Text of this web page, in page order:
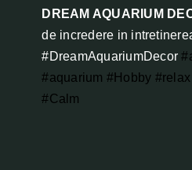
DREAM AQUARIUM
de incredere in
#DreamAquariumDecor
#aquarium #Hobby #relax
#Calm